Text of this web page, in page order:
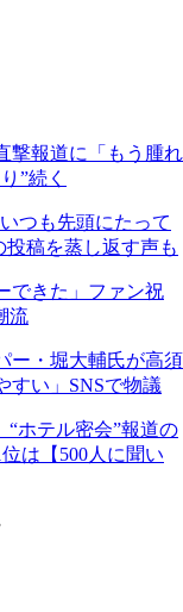
撃報道に「もう腫れ
”続く
つも先頭にたって
投稿を蒸し返す声も
できた」ファン祝
流
ー・堀大輔氏が高須
すい」SNSで物議
“ホテル密会”報道の
は【500人に聞い